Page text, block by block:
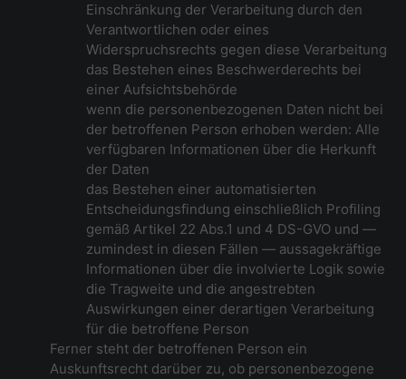
Einschränkung der Verarbeitung durch den
Verantwortlichen oder eines
Widerspruchsrechts gegen diese Verarbeitung
das Bestehen eines Beschwerderechts bei
einer Aufsichtsbehörde
wenn die personenbezogenen Daten nicht bei
der betroffenen Person erhoben werden: Alle
verfügbaren Informationen über die Herkunft
der Daten
das Bestehen einer automatisierten
Entscheidungsfindung einschließlich Profiling
gemäß Artikel 22 Abs.1 und 4 DS-GVO und —
zumindest in diesen Fällen — aussagekräftige
Informationen über die involvierte Logik sowie
die Tragweite und die angestrebten
Auswirkungen einer derartigen Verarbeitung
für die betroffene Person
Ferner steht der betroffenen Person ein
Auskunftsrecht darüber zu, ob personenbezogene